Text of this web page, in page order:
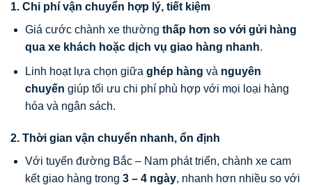
1. Chi phí vận chuyển hợp lý, tiết kiệm
Giá cước chành xe thường thấp hơn so với gửi hàng
qua xe khách hoặc dịch vụ giao hàng nhanh.
Linh hoạt lựa chọn giữa ghép hàng và nguyên
chuyến giúp tối ưu chi phí phù hợp với mọi loại hàng
hóa và ngân sách.
2. Thời gian vận chuyển nhanh, ổn định
Với tuyến đường Bắc – Nam phát triển, chành xe cam
kết giao hàng trong 3 – 4 ngày, nhanh hơn nhiều so với